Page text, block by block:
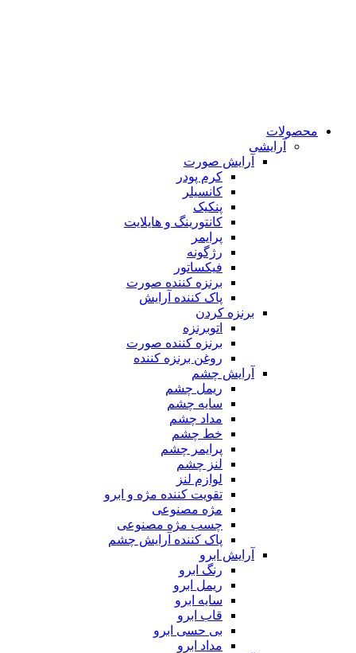
محصولات
آرایشی
آرایش صورت
کرم پودر
کانسیلر
پنکیک
کانتورینگ و هایلایت
پرایمر
رژگونه
فیکساتور
برنزه کننده صورت
پاک کننده آرایش
برنزه کردن
اتوبرنزه
برنزه کننده صورت
روغن برنزه کننده
آرایش چشم
ریمل چشم
سایه چشم
مداد چشم
خط چشم
پرایمر چشم
لنز چشم
لوازم لنز
تقویت کننده مژه و ابرو
مژه مصنوعی
چسب مژه مصنوعی
پاک کننده آرایش چشم
آرایش ابرو
رنگ ابرو
ریمل ابرو
سایه ابرو
قاب ابرو
بی حسی ابرو
مداد ابرو